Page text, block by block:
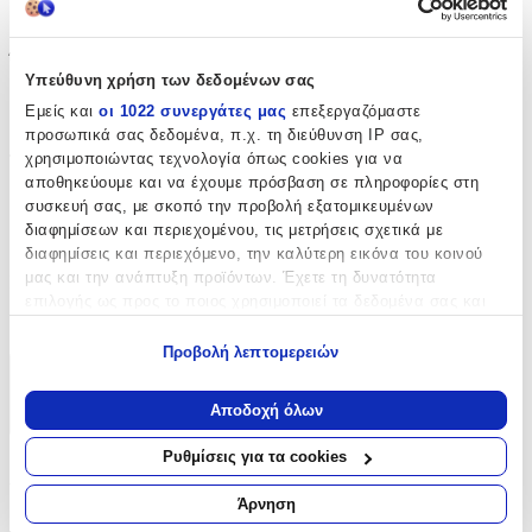
Υπεύθυνη χρήση των δεδομένων σας
Εμείς και οι 1022 συνεργάτες μας επεξεργαζόμαστε
προσωπικά σας δεδομένα, π.χ. τη διεύθυνση IP σας,
χρησιμοποιώντας τεχνολογία όπως cookies για να
αποθηκεύουμε και να έχουμε πρόσβαση σε πληροφορίες στη
συσκευή σας, με σκοπό την προβολή εξατομικευμένων
διαφημίσεων και περιεχομένου, τις μετρήσεις σχετικά με
διαφημίσεις και περιεχόμενο, την καλύτερη εικόνα του κοινού
μας και την ανάπτυξη προϊόντων. Έχετε τη δυνατότητα
Να συλλέξουμε πληροφορίες σχετικά με τη γεωγραφική
σας τοποθεσία, οι οποίες μπορεί να είναι ακριβείς σε
απόσταση μερικών μέτρων
Να αναγνωρίσουμε τη συσκευή σας σαρώνοντας ενεργά
για συγκεκριμένα χαρακτηριστικά (δακτυλικό αποτύπωμα)
Μάθετε περισσότερα σχετικά με τον τρόπο επεξεργασίας των
Προβολή λεπτομερειών
Αποδοχή όλων
Ρυθμίσεις για τα cookies
Άρνηση
lt
Τεμάχια:
1
τμχ
Κατασκευαστής:
SIA
Χαρακτηριστικά
Αντισηπτικό: